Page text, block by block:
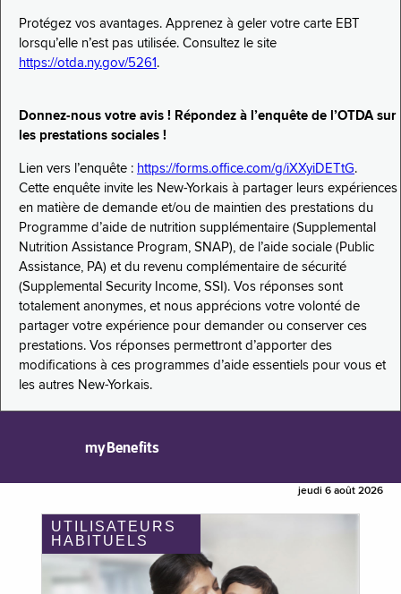
Protégez vos avantages. Apprenez à geler votre carte EBT
lorsqu’elle n’est pas utilisée. Consultez le site
https://otda.ny.gov/5261 .
Donnez-nous votre avis ! Répondez à l’enquête de l’OTDA sur
les prestations sociales !
Lien vers l’enquête : https://forms.office.com/g/iXXyiDETtG.
Cette enquête invite les New-Yorkais à partager leurs expériences
en matière de demande et/ou de maintien des prestations du
Programme d’aide de nutrition supplémentaire (Supplemental
Nutrition Assistance Program, SNAP), de l’aide sociale (Public
Assistance, PA) et du revenu complémentaire de sécurité
(Supplemental Security Income, SSI). Vos réponses sont
totalement anonymes, et nous apprécions votre volonté de
partager votre expérience pour demander ou conserver ces
prestations. Vos réponses permettront d’apporter des
modifications à ces programmes d’aide essentiels pour vous et
les autres New-Yorkais.
myBenefits
jeudi 6 août 2026
UTILISATEURS
HABITUELS